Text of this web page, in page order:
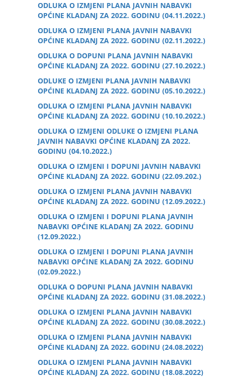
ODLUKA O IZMJENI PLANA JAVNIH NABAVKI
OPĆINE KLADANJ ZA 2022. GODINU (04.11.2022.)
ODLUKA O IZMJENI PLANA JAVNIH NABAVKI
OPĆINE KLADANJ ZA 2022. GODINU (02.11.2022.)
ODLUKA O DOPUNI PLANA JAVNIH NABAVKI
OPĆINE KLADANJ ZA 2022. GODINU (27.10.2022.)
ODLUKE O IZMJENI PLANA JAVNIH NABAVKI
OPĆINE KLADANJ ZA 2022. GODINU (05.10.2022.)
ODLUKA O IZMJENI PLANA JAVNIH NABAVKI
OPĆINE KLADANJ ZA 2022. GODINU (10.10.2022.)
ODLUKA O IZMJENI ODLUKE O IZMJENI PLANA
JAVNIH NABAVKI OPĆINE KLADANJ ZA 2022.
GODINU (04.10.2022.)
ODLUKA O IZMJENI I DOPUNI JAVNIH NABAVKI
OPĆINE KLADANJ ZA 2022. GODINU (22.09.202.)
ODLUKA O IZMJENI PLANA JAVNIH NABAVKI
OPĆINE KLADANJ ZA 2022. GODINU (12.09.2022.)
ODLUKA O IZMJENI I DOPUNI PLANA JAVNIH
NABAVKI OPĆINE KLADANJ ZA 2022. GODINU
(12.09.2022.)
ODLUKA O IZMJENI I DOPUNI PLANA JAVNIH
NABAVKI OPĆINE KLADANJ ZA 2022. GODINU
(02.09.2022.)
ODLUKA O DOPUNI PLANA JAVNIH NABAVKI
OPĆINE KLADANJ ZA 2022. GODINU (31.08.2022.)
ODLUKA O IZMJENI PLANA JAVNIH NABAVKI
OPĆINE KLADANJ ZA 2022. GODINU (30.08.2022.)
ODLUKA O IZMJENI PLANA JAVNIH NABAVKI
OPĆINE KLADANJ ZA 2022. GODINU (24.08.2022)
ODLUKA O IZMJENI PLANA JAVNIH NABAVKI
OPĆINE KLADANJ ZA 2022. GODINU (18.08.2022)